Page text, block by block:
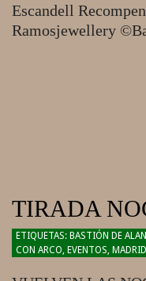
Escandell
Ramosjewellery
TIRADA
2018-
07-
BASTIÓN DE
CON ARCO EVENTOS MADRID